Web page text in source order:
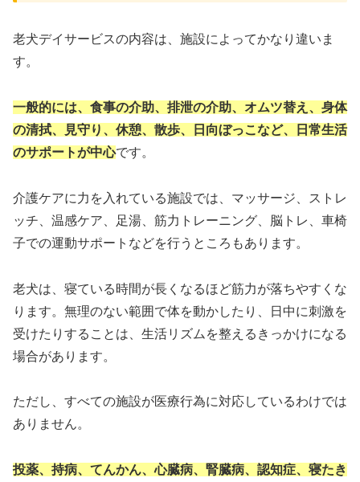
老犬デイサービスの内容は、施設によってかなり違いま
す。
一般的には、食事の介助、排泄の介助、オムツ替え、身体
の清拭、見守り、休憩、散歩、日向ぼっこなど、日常生活
のサポートが中心です。
介護ケアに力を入れている施設では、マッサージ、ストレ
ッチ、温感ケア、足湯、筋力トレーニング、脳トレ、車椅
子での運動サポートなどを行うところもあります。
老犬は、寝ている時間が長くなるほど筋力が落ちやすくな
ります。無理のない範囲で体を動かしたり、日中に刺激を
受けたりすることは、生活リズムを整えるきっかけになる
場合があります。
ただし、すべての施設が医療行為に対応しているわけでは
ありません。
投薬、持病、てんかん、心臓病、腎臓病、認知症、寝たき